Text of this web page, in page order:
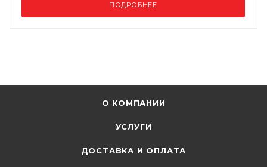
ПОДРОБНЕЕ
О КОМПАНИИ
УСЛУГИ
ДОСТАВКА И ОПЛАТА